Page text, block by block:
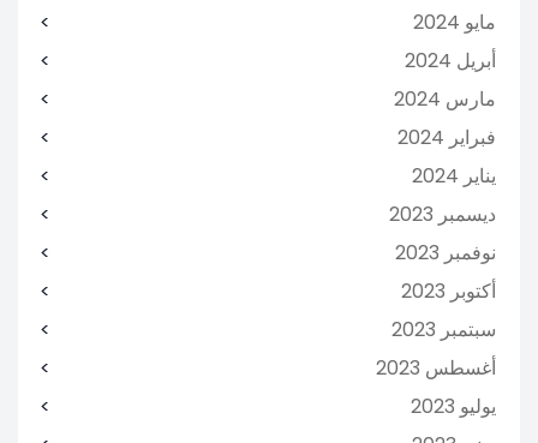
مايو 2024
أبريل 2024
مارس 2024
فبراير 2024
يناير 2024
ديسمبر 2023
نوفمبر 2023
أكتوبر 2023
سبتمبر 2023
أغسطس 2023
يوليو 2023